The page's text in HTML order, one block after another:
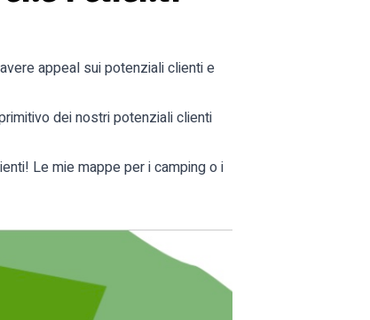
appeal sui potenziali clienti e
dei nostri potenziali clienti
Le mie mappe per i camping o i